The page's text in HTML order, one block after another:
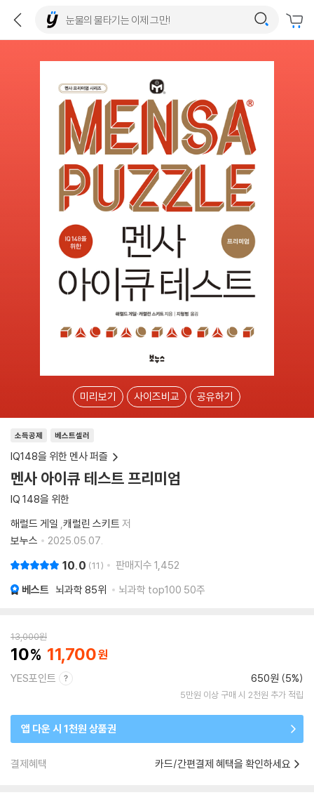
미리보기 사이즈비교 공유하기
소득공제 베스트셀러
IQ148을 위한 멘사 퍼즐
멘사 아이큐 테스트 프리미엄
IQ 148을 위한
해럴드 게일 ,캐럴린 스키트 저
보누스
2025.05.07.
10.0 11 판매지수 1,452
베스트 뇌과학 85위 뇌과학 top100 50주
13,000원
10 11,700
YES포인트 650원 (5%)
5만원 이상 구매 시 2천원 추가 적립
앱 다운 시 1천원 상품권
결제혜택 카드/간편결제 혜택을 확인하세요